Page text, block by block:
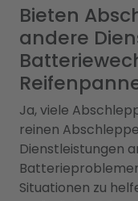
Bieten
andere
Ja, viele
reinen
Dienstleistungen
Situationen zu